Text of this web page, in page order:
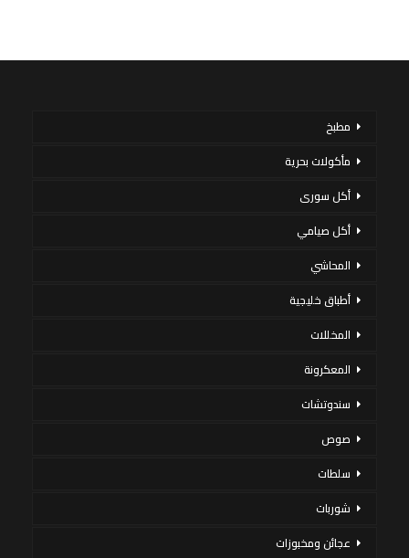
مطبخ
مأكولات بحرية
أكل سورى
أكل صيامي
المحاشي
أطباق خليجية
المخللات
المعكرونة
سندوتشات
صوص
سلطات
شوربات
عجائن ومخبوزات